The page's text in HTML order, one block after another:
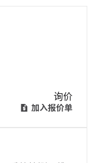
询价
加入报价单